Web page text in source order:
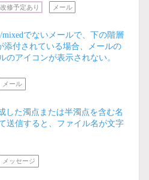
改修予定あり メール
mixedでないメールで、下の階層
添付されている場合、メールの
のアイコンが表示されない。
メール
した濁点または半濁点を含む名
送信すると、ファイル名が文字
メッセージ